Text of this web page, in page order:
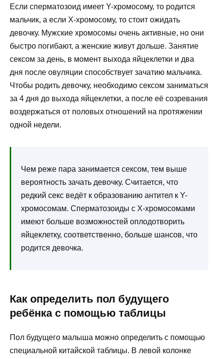
Если сперматозоид имеет Y-хромосому, то родится
мальчик, а если Х-хромосому, то стоит ожидать
девочку. Мужские хромосомы очень активные, но они
быстро погибают, а женские живут дольше. Занятие
сексом за день, в момент выхода яйцеклетки и два
дня после овуляции способствует зачатию мальчика.
Чтобы родить девочку, необходимо сексом заниматься
за 4 дня до выхода яйцеклетки, а после её созревания
воздержаться от половых отношений на протяжении
одной недели.
Чем реже пара занимается сексом, тем выше
вероятность зачать девочку. Считается, что
редкий секс ведёт к образованию антител к Y-
хромосомам. Сперматозоиды с Х-хромосомами
имеют больше возможностей оплодотворить
яйцеклетку, соответственно, больше шансов, что
родится девочка.
Как определить пол будущего
ребёнка с помощью таблицы
Пол будущего малыша можно определить с помощью
специальной китайской таблицы. В левой колонке